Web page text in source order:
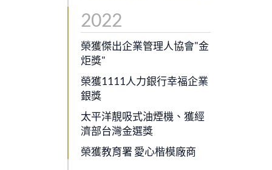
2022
榮獲傑出企業管理人協會"金
炬獎"
榮獲1111人力銀行幸福企業
銀獎
太平洋靚吸式油煙機、獲經
濟部台灣金選獎
榮獲教育署 愛心楷模廠商